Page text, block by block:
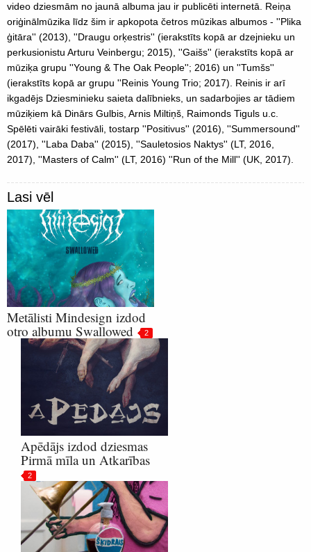
video dziesmām no jaunā albuma jau ir publicēti internetā. Reiņa
oriģinālmūzika līdz šim ir apkopota četros mūzikas albumos - ''Plika
ģitāra'' (2013), ''Draugu orķestris'' (ierakstīts kopā ar dzejnieku un
perkusionistu Arturu Veinbergu; 2015), ''Gaišs'' (ierakstīts kopā ar
mūziķa grupu ''Young & The Oak People''; 2016) un ''Tumšs''
(ierakstīts kopā ar grupu ''Reinis Young Trio; 2017). Reinis ir arī
ikgadējs Dziesminieku saieta dalībnieks, un sadarbojies ar tādiem
mūziķiem kā Dinārs Gulbis, Arnis Miltiņš, Raimonds Tiguls u.c.
Spēlēti vairāki festivāli, tostarp ''Positivus'' (2016), ''Summersound''
(2017), ''Laba Daba'' (2015), ''Sauletosios Naktys'' (LT, 2016,
2017), ''Masters of Calm'' (LT, 2016) ''Run of the Mill'' (UK, 2017).
Lasi vēl
Metālisti Mindesign izdod
otro albumu Swallowed
2
Apēdājs izdod dziesmas
Pirmā mīla un Atkarības
2